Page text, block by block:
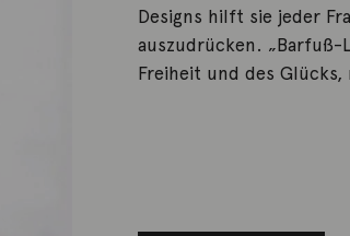
Designs hilft sie jeder
auszudrücken. „Barfuß-
Freiheit und des